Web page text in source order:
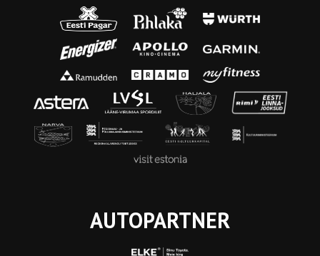
AUTOPARTNER